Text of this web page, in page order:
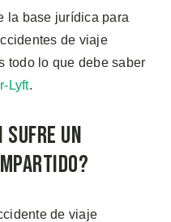
la base jurídica para
de viaje
todo lo que debe saber
Lyft.
Sufre Un
de viaje